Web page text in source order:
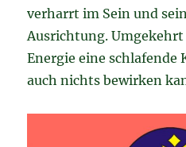
verharrt im Sein und
Ausrichtung.
Energie eine schlafende
auch nichts bewirken